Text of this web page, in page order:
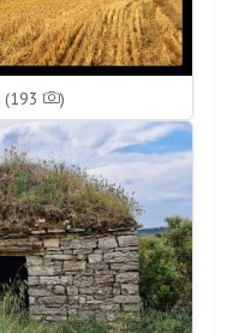
(193 )